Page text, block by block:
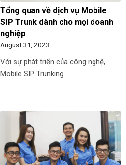
Tổng quan về dịch vụ Mobile
SIP Trunk dành cho mọi doanh
nghiệp
August 31, 2023
Với sự phát triển của công nghệ,
Mobile SIP Trunking…